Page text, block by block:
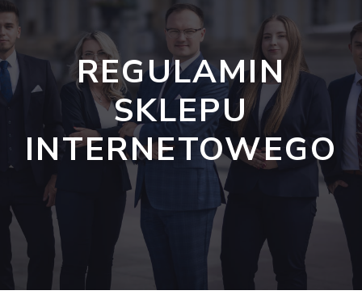
REGULAMIN
SKLEPU
INTERNETOWEGO